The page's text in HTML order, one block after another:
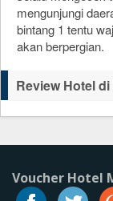
mengunjungi
bintang 1 tentu
akan berpergian.
Review Hotel
Voucher Hotel